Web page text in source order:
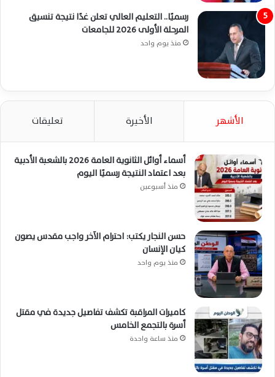
رسميًا.. التعليم العالي تعلن غدًا نتيجة تنسيق
المرحلة الأولى 2026 للجامعات
منذ يوم واحد
الأشهر الأخيرة تعليقات
أسماء أوائل الثانوية العامة 2026 بالشعبة الأدبية
بعد اعتماد النتيجة رسميًا اليوم
منذ أسبوعين
حسن النجار يكتب: احترام الآخر واجب مقدس يصون
كيان الإنسان
منذ يوم واحد
كاميرات المراقبة تكشف تفاصيل جديدة في مقتل
أسرة بالتجمع الخامس
منذ ساعة واحدة